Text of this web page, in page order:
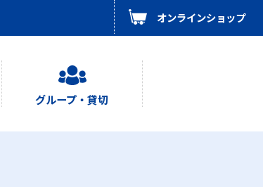
オンラインショップ
グループ・貸切